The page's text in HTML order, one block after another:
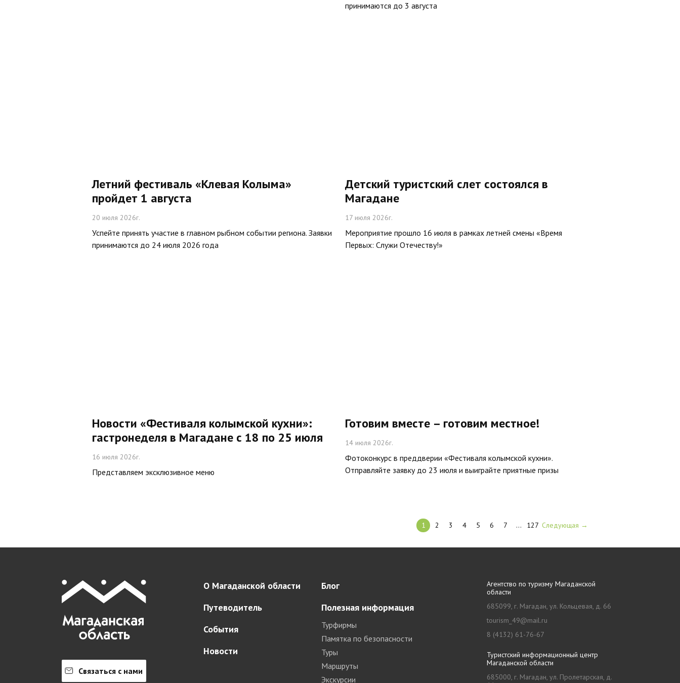
принимаются до 3 августа
Летний фестиваль «Клевая Колыма»
пройдет 1 августа
20 июля 2026г.
Успейте принять участие в главном рыбном событии региона. Заявки
принимаются до 24 июля 2026 года
Детский туристский слет состоялся в
Магадане
17 июля 2026г.
Мероприятие прошло 16 июля в рамках летней смены «Время
Первых: Служи Отечеству!»
Новости «Фестиваля колымской кухни»:
гастронеделя в Магадане с 18 по 25 июля
16 июля 2026г.
Представляем эксклюзивное меню
Готовим вместе – готовим местное!
14 июля 2026г.
Фотоконкурс в преддверии «Фестиваля колымской кухни».
Отправляйте заявку до 23 июля и выиграйте приятные призы
1 2 3 4 5 6 7 … 127 Следующая →
Связаться с нами
О Магаданской области
Путеводитель
События
Новости
Блог
Полезная информация
Турфирмы
Памятка по безопасности
Туры
Маршруты
Экскурсии
Агентство по туризму Магаданской
области
685099, г. Магадан, ул. Кольцевая, д. 66
tourism_49@mail.ru
8 (4132) 61-76-67
Туристский информационный центр
Магаданской области
685000, г. Магадан, ул. Пролетарская, д.